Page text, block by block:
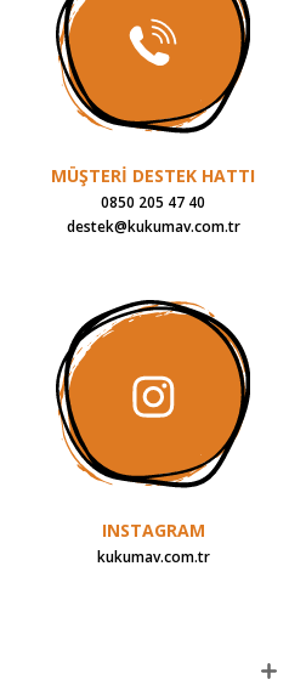
MÜŞTERİ DESTEK HATTI
0850 205 47 40
destek@kukumav.com.tr
INSTAGRAM
kukumav.com.tr